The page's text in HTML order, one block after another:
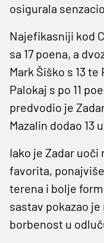
osigurala
Najefikasniji kod
sa 17 poena, a
Mark Šiško s 13
Palokaj s po 11
predvodio je
Mazalin dodao 13
Iako je Zadar
favorita,
terena i bolje
sastav pokazao
borbenost u